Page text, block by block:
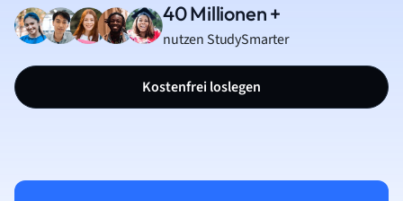
40 Millionen +
nutzen StudySmarter
Kostenfrei loslegen